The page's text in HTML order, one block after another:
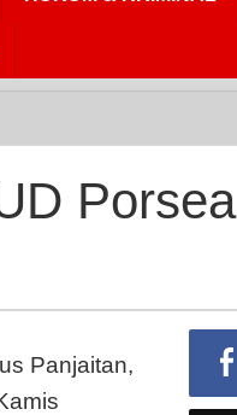
Porsea
Panjaitan,